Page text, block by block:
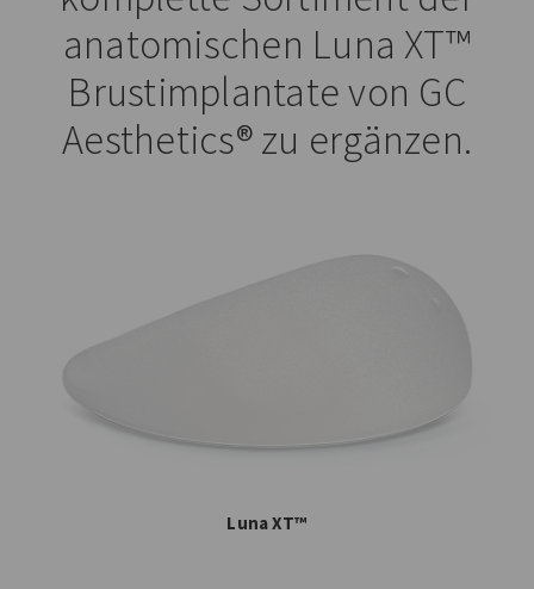
anatomischen Luna XT™
Brustimplantate von GC
Aesthetics® zu ergänzen.
Luna XT™